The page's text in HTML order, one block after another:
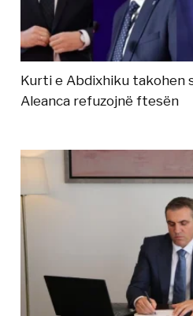
Kurti e Abdixhiku takohen
Aleanca refuzojnë ftesën